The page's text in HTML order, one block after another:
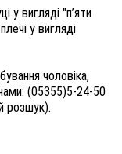
у вигляді "п’яти
у вигляді
чоловіка,
(05355)5-24-50
розшук).